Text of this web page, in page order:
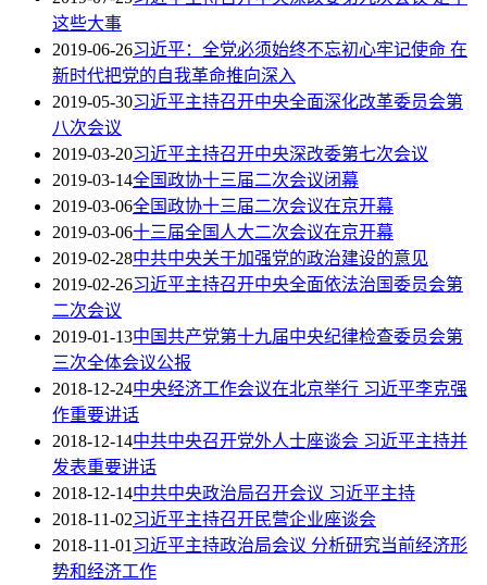
这些大事
2019-06-26习近平：全党必须始终不忘初心牢记使命 在
新时代把党的自我革命推向深入
2019-05-30习近平主持召开中央全面深化改革委员会第
八次会议
2019-03-20习近平主持召开中央深改委第七次会议
2019-03-14全国政协十三届二次会议闭幕
2019-03-06全国政协十三届二次会议在京开幕
2019-03-06十三届全国人大二次会议在京开幕
2019-02-28中共中央关于加强党的政治建设的意见
2019-02-26习近平主持召开中央全面依法治国委员会第
二次会议
2019-01-13中国共产党第十九届中央纪律检查委员会第
三次全体会议公报
2018-12-24中央经济工作会议在北京举行 习近平李克强
作重要讲话
2018-12-14中共中央召开党外人士座谈会 习近平主持并
发表重要讲话
2018-12-14中共中央政治局召开会议 习近平主持
2018-11-02习近平主持召开民营企业座谈会
2018-11-01习近平主持政治局会议 分析研究当前经济形
势和经济工作